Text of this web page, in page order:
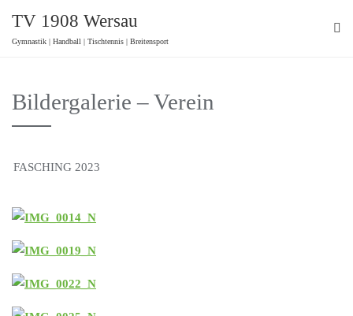
TV 1908 Wersau
Gymnastik | Handball | Tischtennis | Breitensport
Bildergalerie – Verein
FASCHING 2023